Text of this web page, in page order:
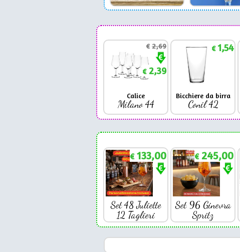
€2,69
€2,39
Calice
Milano 44
€1,54
Bicchiere da birra
Conil 42
€133,00
Set 48 Juliette
12 Taglieri
€245,00
Set 96 Ginevra
Spritz